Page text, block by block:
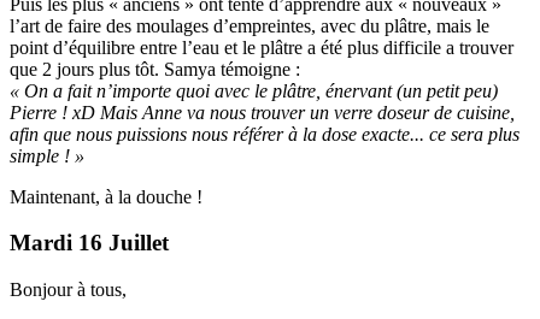
l’art de faire des moulages d’empreintes, avec du plâtre, mais le
point d’équilibre entre l’eau et le plâtre a été plus difficile a trouver
que 2 jours plus tôt. Samya témoigne :
« On a fait n’importe quoi avec le plâtre, énervant (un petit peu)
Pierre ! xD Mais Anne va nous trouver un verre doseur de cuisine,
afin que nous puissions nous référer à la dose exacte... ce sera plus
simple ! »
Maintenant, à la douche !
Mardi 16 Juillet
Bonjour à tous,